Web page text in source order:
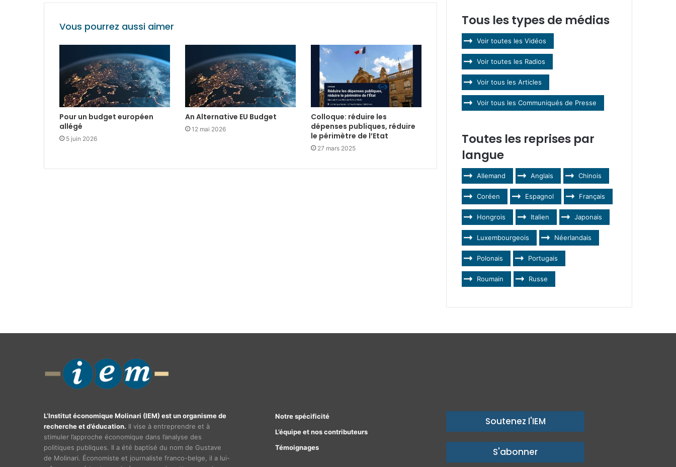
Vous pourrez aussi aimer
Pour un budget européen
allégé
5 juin 2026
An Alternative EU Budget
12 mai 2026
Colloque: réduire les
dépenses publiques, réduire
le périmètre de l’Etat
27 mars 2025
Tous les types de médias
Voir toutes les Vidéos
Voir toutes les Radios
Voir tous les Articles
Voir tous les Communiqués de Presse
Toutes les reprises par
langue
Allemand Anglais Chinois
Coréen Espagnol Français
Hongrois Italien Japonais
Luxembourgeois Néerlandais
Polonais Portugais
Roumain Russe
L’Institut économique Molinari (IEM) est un organisme de
recherche et d’éducation. Il vise à entreprendre et à
stimuler l’approche économique dans l’analyse des
politiques publiques. Il a été baptisé du nom de Gustave
de Molinari. Économiste et journaliste franco-belge, il a lui-
Notre spécificité
L’équipe et nos contributeurs
Témoignages
Soutenez l'IEM
S'abonner